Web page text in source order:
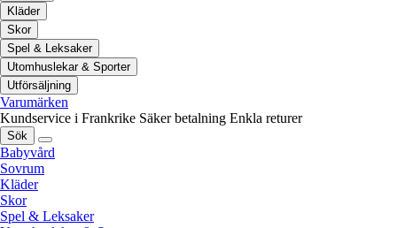
Kläder
Skor
Spel & Leksaker
Utomhuslekar & Sporter
Utförsäljning
Varumärken
Kundservice i Frankrike Säker betalning Enkla returer
Sök
Babyvård
Sovrum
Kläder
Skor
Spel & Leksaker